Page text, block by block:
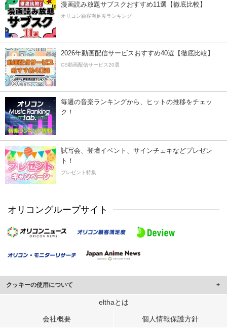
漫画読み放題サブスクおすすめ11選【徹底比較】
オリコン顧客満足度ランキング
2026年動画配信サービスおすすめ40選【徹底比較】
CS動画配信サービス20選
毎週の音楽ランキングから、ヒットの推移をチェッ
ク！
試写会、登壇イベント、サインチェキなどプレゼン
ト！
プレゼント特集
オリコングループサイト
クッキーの使用について
このサイトでは Cookie を使用して、ユーザーに合わせたコンテンツや広告の
行っています。
elthaとは
会社概要 個人情報保護方針